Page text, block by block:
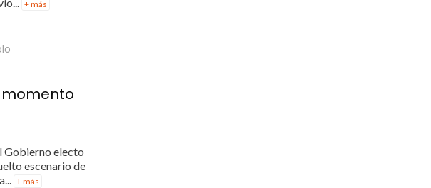
+ más
momento
Gobierno electo
escenario de
+ más